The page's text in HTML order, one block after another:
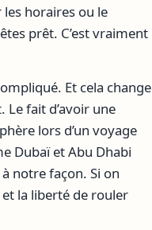
les horaires ou le
prêt. C’est vraiment
Et cela change
fait d’avoir une
lors d’un voyage
Dubaï et Abu Dhabi
notre façon. Si on
la liberté de rouler